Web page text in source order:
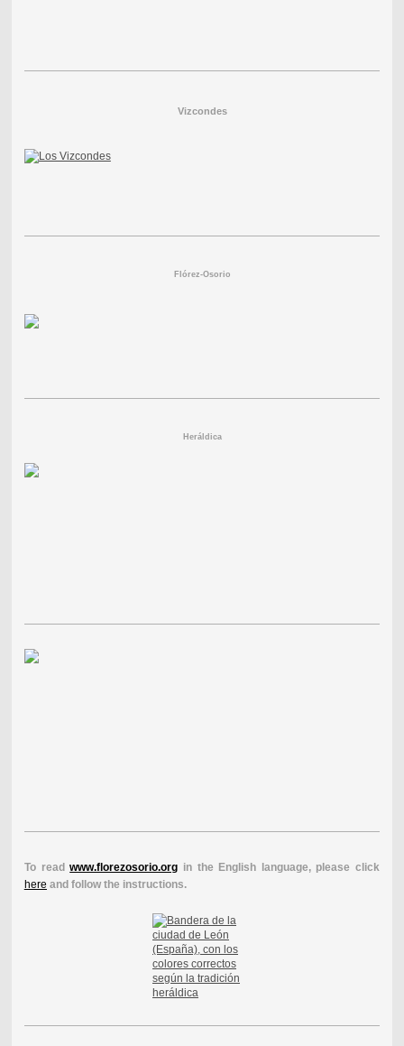
Vizcondes
Flórez-Osorio
Heráldica
To readwww.florezosorio.org in the English language, please click
here and follow the instructions.